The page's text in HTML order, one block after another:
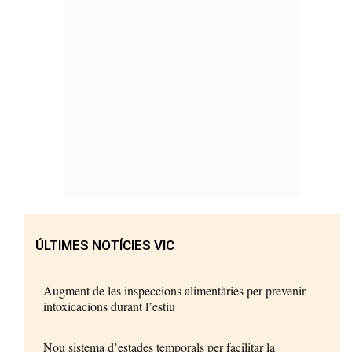
ÚLTIMES NOTÍCIES VIC
Augment de les inspeccions alimentàries per prevenir
intoxicacions durant l’estiu
Nou sistema d’estades temporals per facilitar la